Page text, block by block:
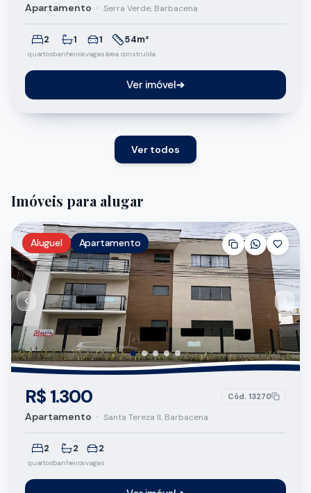
Apartamento • Serra Verde, Barbacena
2
quartos
1
banheiros
1
vagas
54m²
área construída
Ver imóvel➔
Ver todos
Imóveis para alugar
Aluguel Apartamento
R$ 1.300 Cód. 13270
Apartamento • Santa Tereza II, Barbacena
2
quartos
2
banheiros
2
vagas